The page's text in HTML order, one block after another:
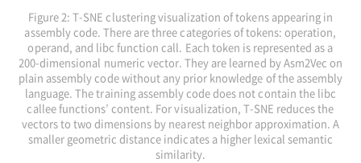
Figure 2: T-SNE clustering visualization of tokens appearing in
assembly code. There are three categories of tokens: operation,
operand, and libc function call. Each token is represented as a
200-dimensional numeric vector. They are learned by Asm2Vec on
plain assembly code without any prior knowledge of the assembly
language. The training assembly code does not contain the libc
callee functions’ content. For visualization, T-SNE reduces the
vectors to two dimensions by nearest neighbor approximation. A
smaller geometric distance indicates a higher lexical semantic
similarity.